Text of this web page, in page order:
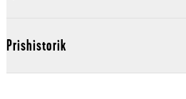
Prishistorik